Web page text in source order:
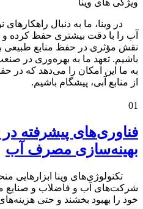
ویژگی های وینا
در وینا، ما به دنبال
آب را با دقت بیشتری حفظ کرده و
نقش مؤثری در حفظ منابع طبیعی
باشیم. تعهد ما به بهره‌وری در
به ما این امکان را می‌دهد که در
از منابع آبی، پیشگام باشیم.
01
فناوری‌های پیشرفته
بهینه‌سازی مصرف آب
تکنولوژی‌های وینا ابزارهایی
شرکت‌های آب و فاضلاب و صنایع
خود را بهبود بخشند و حتی